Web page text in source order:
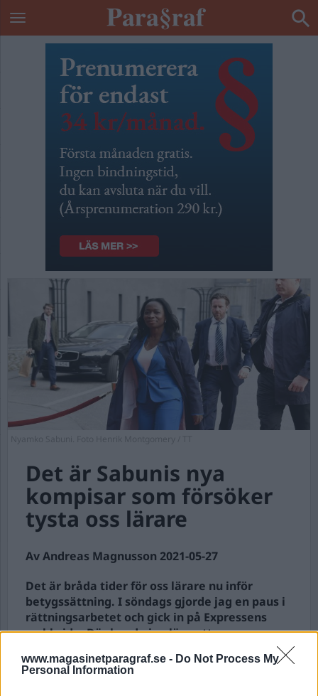
www.magasinetparagraf.se - Do Not Process My
Personal Information
Det är Sabunis nya
kompisar som försöker
tysta oss lärare
Av Andreas Magnusson 2021-05-27
Det är bråda tider för oss lärare nu inför
betygssättning. I söndags gjorde jag en paus i
rättningsarbetet och gick in på Expressens
webbsida. Där kunde jag läsa att
nyssliberalernas partiledare Nyamko Sabuni i
sitt vårtal på partiets riksmöte gjort ett utspel